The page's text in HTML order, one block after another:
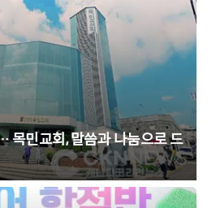
민교회, 말씀과 나눔으로 드